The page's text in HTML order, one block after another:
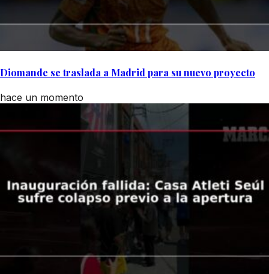
Diomande se traslada a Madrid para su nuevo proyecto
hace un momento